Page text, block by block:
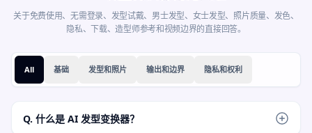
关于免费使用、无需登录、发型试戴、男士发型、女士发型、照片质量、发色、
隐私、下载、造型师参考和视频边界的直接回答。
All 基础 发型和照片 输出和边界 隐私和权利
Q. 什么是 AI 发型变换器？